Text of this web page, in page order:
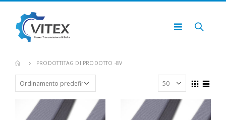
PRODOTTITAG DI PRODOTTO -8V